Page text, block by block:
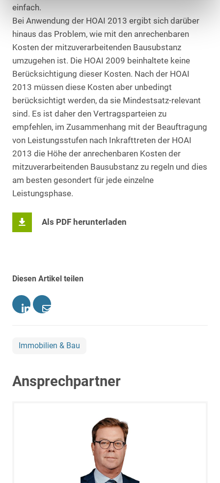
einfach.
Bei Anwendung der HOAI 2013 ergibt sich darüber
hinaus das Problem, wie mit den anrechenbaren
Kosten der mitzuverarbeitenden Bausubstanz
umzugehen ist. Die HOAI 2009 beinhaltete keine
Berücksichtigung dieser Kosten. Nach der HOAI
2013 müssen diese Kosten aber unbedingt
berücksichtigt werden, da sie Mindestsatz-relevant
sind. Es ist daher den Vertragsparteien zu
empfehlen, im Zusammenhang mit der Beauftragung
von Leistungsstufen nach Inkrafttreten der HOAI
2013 die Höhe der anrechenbaren Kosten der
mitzuverarbeitenden Bausubstanz zu regeln und dies
am besten gesondert für jede einzelne
Leistungsphase.
Als PDF herunterladen
Diesen Artikel teilen
Immobilien & Bau
Ansprechpartner